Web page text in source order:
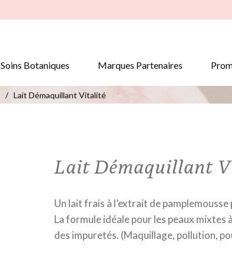
Soins Botaniques Marques Partenaires
/ Lait Démaquillant Vitalité
Lait Démaquillant
Un lait frais à l’extrait de
La formule idéale pour les peaux
des impuretés. (Maquillage, pollution,